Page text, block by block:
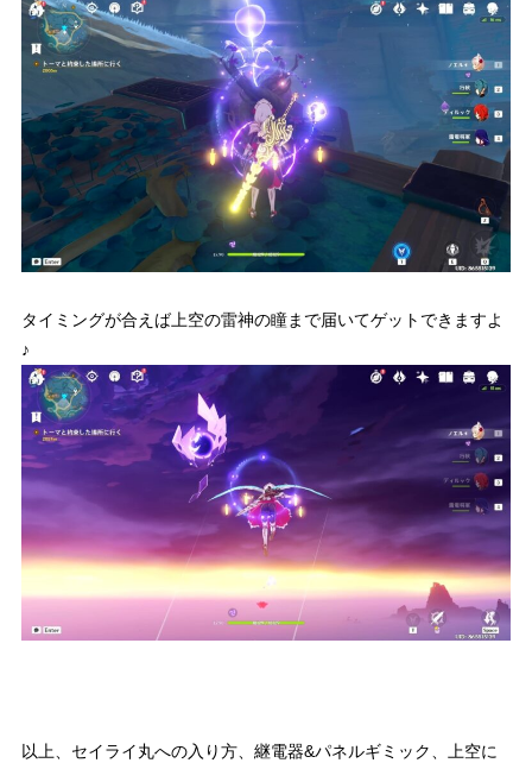
タイミングが合えば上空の雷神の瞳まで届いてゲットできますよ
♪
以上、セイライ丸への入り方、継電器&パネルギミック、上空に